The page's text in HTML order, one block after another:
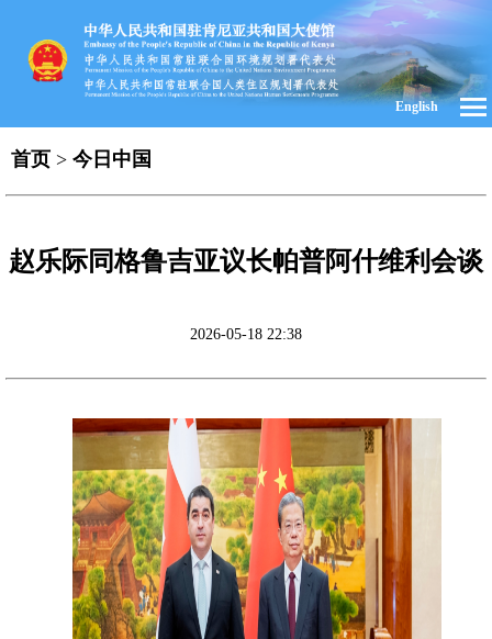
English
首页 > 今日中国
赵乐际同格鲁吉亚议长帕普阿什维利会谈
2026-05-18 22:38